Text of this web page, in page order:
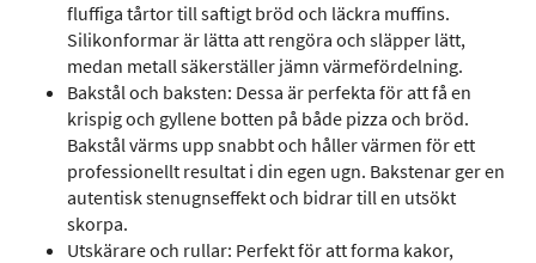
fluffiga tårtor till saftigt bröd och läckra muffins.
Silikonformar är lätta att rengöra och släpper lätt,
medan metall säkerställer jämn värmefördelning.
Bakstål och baksten: Dessa är perfekta för att få en
krispig och gyllene botten på både pizza och bröd.
Bakstål värms upp snabbt och håller värmen för ett
professionellt resultat i din egen ugn. Bakstenar ger en
autentisk stenugnseffekt och bidrar till en utsökt
skorpa.
Utskärare och rullar: Perfekt för att forma kakor,